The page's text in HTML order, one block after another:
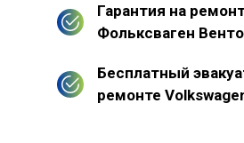
Гарантия на
Фольксваген Венто
Бесплатный
ремонте